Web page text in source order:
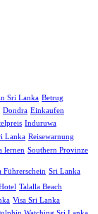
Sri Lanka Betrug
Dondra Einkaufen
Induruwa
Lanka Reisewarnung
lernen Southern Provinze
Führerschein Sri Lanka
Talalla Beach
Visa Sri Lanka